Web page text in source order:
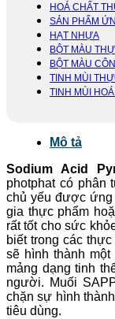
HOÁ CHẤT
SẢN PHẨM
HẠT NHỰA
BỘT MÀU
BỘT MÀU
TINH MÙI
TINH MÙI
Mô tả
Sodium Acid
photphat có phân
chủ yếu được ứng
gia thực phẩm
rất tốt cho sức
biết trong các
sẽ hình thành
mảng dạng tinh
người. Muối
chặn sự hình
tiêu dùng.